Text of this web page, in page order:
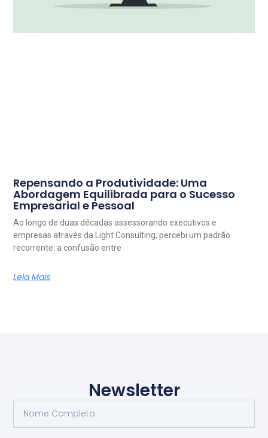
Repensando a Produtividade: Uma
Abordagem Equilibrada para o Sucesso
Empresarial e Pessoal
Ao longo de duas décadas assessorando executivos e
empresas através da Light Consulting, percebi um padrão
recorrente: a confusão entre
Leia Mais
Newsletter